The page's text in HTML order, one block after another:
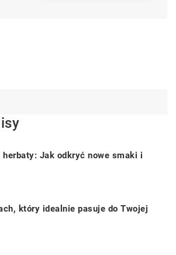
herbaty: Jak odkryć nowe smaki i
który idealnie pasuje do Twojej